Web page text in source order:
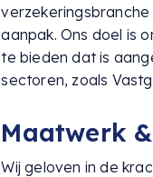
aanpak. Ons doel is
te bieden dat is
sectoren, zoals
Maatwerk
Wij geloven in de